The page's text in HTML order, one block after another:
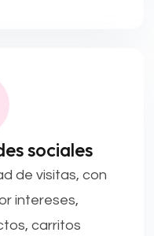
sociales
de visitas, con
intereses,
carritos